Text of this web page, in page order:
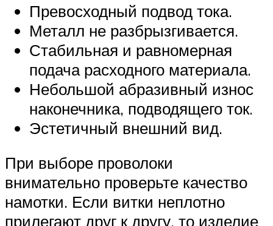
Превосходный подвод тока.
Металл не разбрызгивается.
Стабильная и равномерная
подача расходного материала.
Небольшой абразивный износ
наконечника, подводящего ток.
Эстетичный внешний вид.
При выборе проволоки
внимательно проверьте качество
намотки. Если витки неплотно
прилегают друг к другу, то изделие